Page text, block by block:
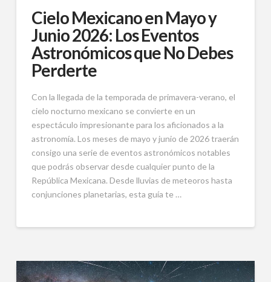
Cielo Mexicano en Mayo y
Junio 2026: Los Eventos
Astronómicos que No Debes
Perderte
Con la llegada de la temporada de primavera-verano, el
cielo nocturno mexicano se convierte en un
espectáculo impresionante para los aficionados a la
astronomía. Los meses de mayo y junio de 2026 traerán
consigo una serie de eventos astronómicos notables
que podrás observar desde cualquier punto de la
República Mexicana. Desde lluvias de meteoros hasta
conjunciones planetarias, esta guía te …